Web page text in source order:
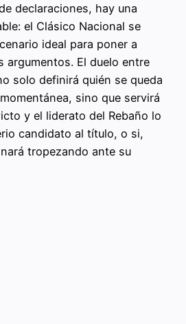
declaraciones, hay una
el Clásico Nacional se
ideal para poner a
argumentos. El duelo entre
solo definirá quién se queda
sino que servirá
y el liderato del Rebaño lo
candidato al título, o si,
tropezando ante su